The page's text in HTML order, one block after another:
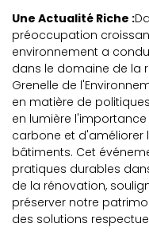
Une Actualité Riche :
préoccupation
environnement a
dans le domaine de la
Grenelle de
en matière de
en lumière
carbone et d'améliorer
bâtiments. Cet
pratiques durables
de la rénovation,
préserver notre
des solutions